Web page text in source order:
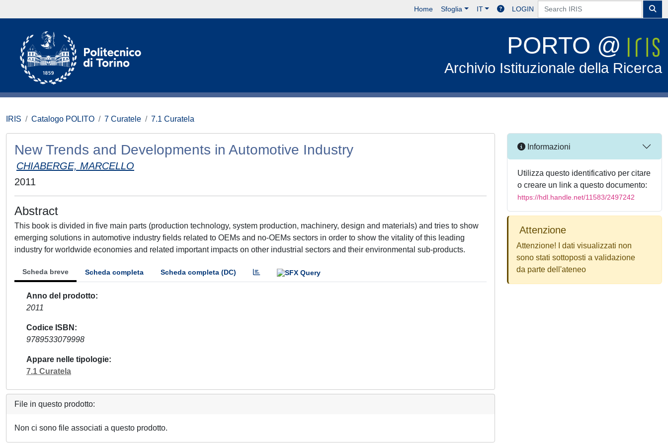
Home Sfoglia IT LOGIN
PORTO @
Archivio Istituzionale della Ricerca
IRIS Catalogo POLITO 7 Curatele 7.1 Curatela
New Trends and Developments in Automotive Industry
CHIABERGE, MARCELLO
2011
Abstract
This book is divided in five main parts (production technology, system production, machinery, design and materials) and tries to show
emerging solutions in automotive industry fields related to OEMs and no-OEMs sectors in order to show the vitality of this leading
industry for worldwide economies and related important impacts on other industrial sectors and their environmental sub-products.
Scheda breve Scheda completa Scheda completa (DC)
Anno del prodotto
2011
Codice ISBN
9789533079998
Appare nelle tipologie
7.1 Curatela
File in questo prodotto:
Non ci sono file associati a questo prodotto.
Informazioni
Utilizza questo identificativo per citare
o creare un link a questo documento:
https://hdl.handle.net/11583/2497242
Attenzione
Attenzione! I dati visualizzati non
sono stati sottoposti a validazione
da parte dell'ateneo